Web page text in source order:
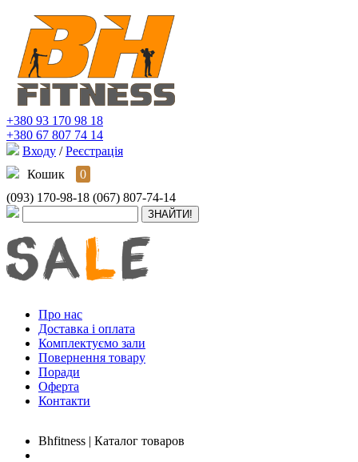
+380 93 170 98 18
+380 67 807 74 14
Входу / Реєстрація
Кошик
0
(093) 170-98-18 (067) 807-74-14
Про нас
Доставка і оплата
Комплектуємо зали
Повернення товару
Поради
Оферта
Контакти
Bhfitness | Каталог товаров